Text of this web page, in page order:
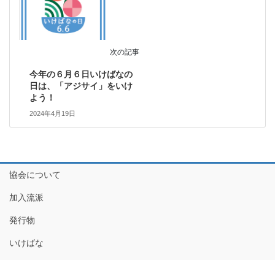
次の記事
今年の６月６日いけばなの
日は、「アジサイ」をいけ
よう！
2024年4月19日
協会について
加入流派
発行物
いけばな